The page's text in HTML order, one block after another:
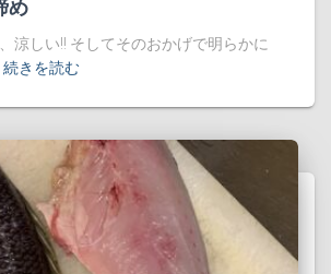
め
涼しい!! そしてそのおかげで明らかに
続きを読む